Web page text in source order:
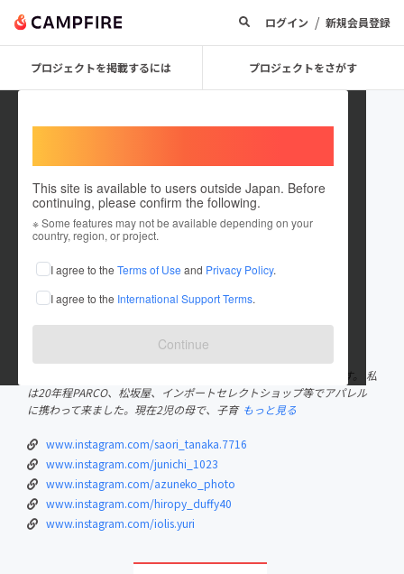
ログイン / 新規会員登録
プロジェクトを掲載するには プロジェクトをさがす
This site is available to users outside Japan. Before
continuing, please confirm the following.
※ Some features may not be available depending on your
country, region, or project.
I agree to the Terms of Use and Privacy Policy.
I agree to the International Support Terms.
Continue
個性発見！ワクワク子ども写真教
プロジェクトオーナー
これまでに1回支援して1件のプロジェクトを投稿しています
在住国：日本 現在地：愛知県
出身地：愛知県
名古屋でブースも作るカメラマンとして活動しておりますYURIです。 私
は20年程PARCO、松坂屋、インポートセレクトショップ等でアパレル
に携わって来ました。現在2児の母で、子育 もっと見る
www.instagram.com/saori_tanaka.7716
www.instagram.com/junichi_1023
www.instagram.com/azuneko_photo
www.instagram.com/hiropy_duffy40
www.instagram.com/iolis.yuri